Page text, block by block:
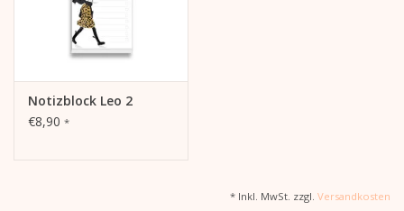
Notizblock Leo 2
€8,90 *
* Inkl. MwSt. zzgl. Versandkosten